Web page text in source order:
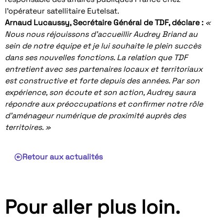
l’opérateur satellitaire Eutelsat.
Arnaud Lucaussy, Secrétaire Général de TDF, déclare : «
Nous nous réjouissons d’accueillir Audrey Briand au
sein de notre équipe et je lui souhaite le plein succès
dans ses nouvelles fonctions. La relation que TDF
entretient avec ses partenaires locaux et territoriaux
est constructive et forte depuis des années. Par son
expérience, son écoute et son action, Audrey saura
répondre aux préoccupations et confirmer notre rôle
d’aménageur numérique de proximité auprès des
territoires. »
Retour aux actualités
Pour aller plus loin.